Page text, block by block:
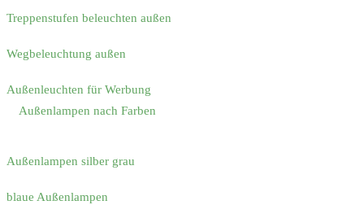
Treppenstufen beleuchten außen
Wegbeleuchtung außen
Außenleuchten für Werbung
Außenlampen nach Farben
Außenlampen silber grau
blaue Außenlampen